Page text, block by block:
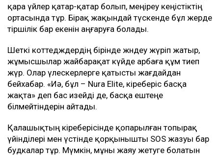
қара үйлер қатар-қатар болып, меңіреу кеңістіктің
ортасында тұр. Бірақ жақындай түскенде бұл жерде
тіршілік бар екенін аңғаруға болады.
Шеткі коттедждердің бірінде жөндеу жүріп жатыр,
жұмысшылар жайбарақат күйде арбаға құм тиеп
жүр. Олар үлескерлерге қатысты жағдайдан
бейхабар. «Иә, бұл – Nura Elite, кіреберіс басқа
жақта» деп бас изейді де, басқа ештеңе
білмейтіндерін айтады.
Қалашықтың кіреберісінде қопарылған топырақ
үйінділері мен үстінде қорқынышты SOS жазуы бар
будкалар тұр. Мүмкін, мұны жаяу жетуге болатын